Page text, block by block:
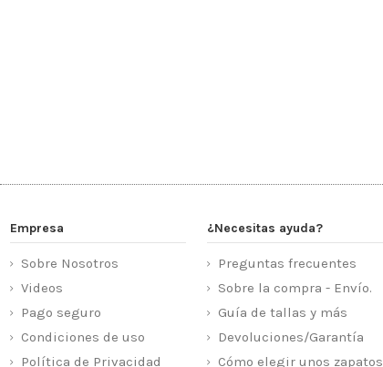
Empresa
Sobre Nosotros
Videos
Pago seguro
Condiciones de uso
Política de Privacidad
¿Necesitas ayuda?
Preguntas frecuentes
Sobre la compra - Envío.
Guía de tallas y más
Devoluciones/Garantía
Cómo elegir unos zapatos